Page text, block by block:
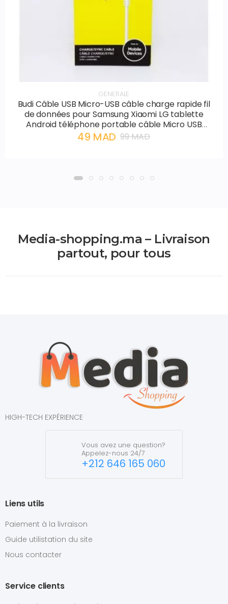
GENERALE
Budi Câble USB Micro-USB câble charge rapide fil
de données pour Samsung Xiaomi LG tablette
Android téléphone portable câble Micro USB
chargeur câble
49 MAD 99 MAD
Media-shopping.ma – Livraison
partout, pour tous
HIGH-TECH EXPÉRIENCE
Vous avez une question?
Appelez-nous 24/7
+212 646 165 060
Liens utils
Paiement à la livraison
Guide utilistation du site
Nous contacter
Service clients